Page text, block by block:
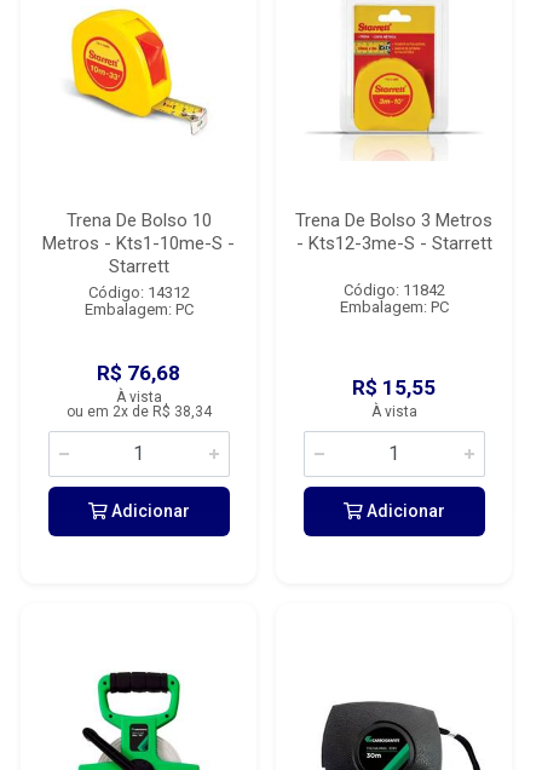
Trena De Bolso 10
Metros - Kts1-10me-S -
Starrett
Código: 14312
Embalagem: PC
R$ 76,68
À vista
ou em 2x de R$ 38,34
Adicionar
Trena De Bolso 3 Metros
- Kts12-3me-S - Starrett
Código: 11842
Embalagem: PC
R$ 15,55
À vista
Adicionar